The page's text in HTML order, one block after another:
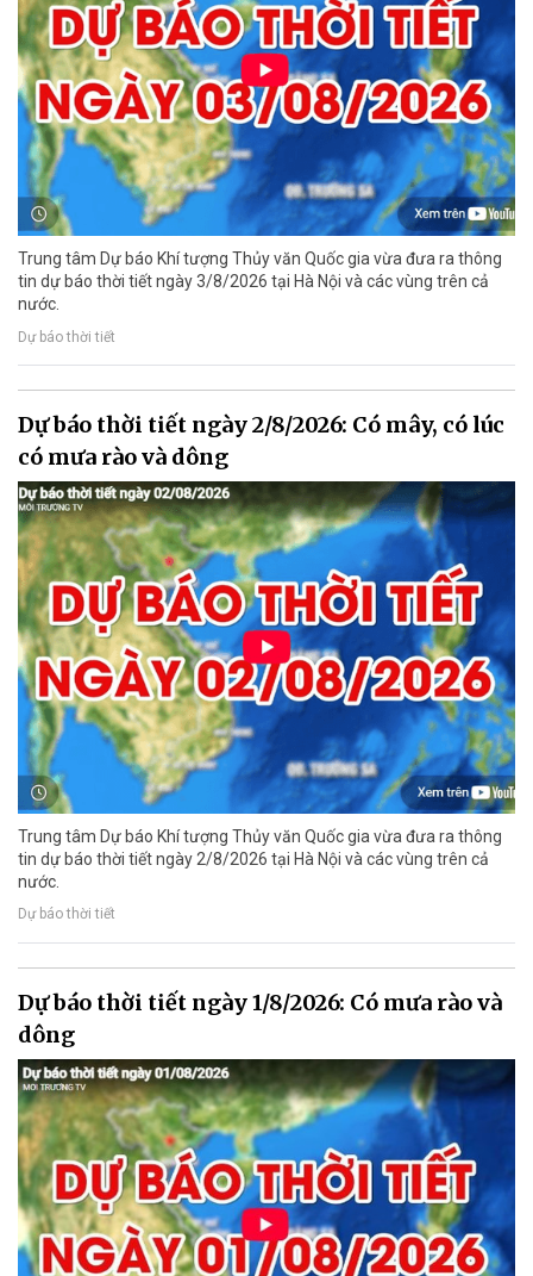
Trung tâm Dự báo Khí tượng Thủy văn Quốc gia vừa đưa ra thông
tin dự báo thời tiết ngày 3/8/2026 tại Hà Nội và các vùng trên cả
nước.
Dự báo thời tiết
Dự báo thời tiết ngày 2/8/2026: Có mây, có lúc
có mưa rào và dông
Trung tâm Dự báo Khí tượng Thủy văn Quốc gia vừa đưa ra thông
tin dự báo thời tiết ngày 2/8/2026 tại Hà Nội và các vùng trên cả
nước.
Dự báo thời tiết
Dự báo thời tiết ngày 1/8/2026: Có mưa rào và
dông